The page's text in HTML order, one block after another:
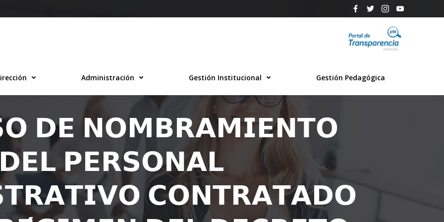
Administración Gestión Institucional Gestión Pedagógica
𝗗𝗘 𝗡𝗢𝗠𝗕𝗥𝗔𝗠𝗜𝗘𝗡𝗧𝗢
𝗗𝗘𝗟 𝗣𝗘𝗥𝗦𝗢𝗡𝗔𝗟
𝗖𝗢𝗡𝗧𝗥𝗔𝗧𝗔𝗗𝗢